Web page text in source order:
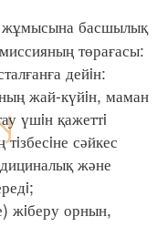
басшылық
төрағасы:
дейiн:
жай-күйiн, маман
үшiн қажеттi
сәйкес
және
жiберу орнын,